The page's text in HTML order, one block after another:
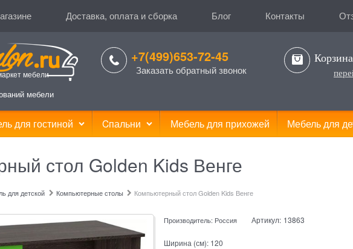
Доставка, оплата и сборка Блог Контакты
мебели
мебели
+7(499)653-72-45
Заказать обратный звонок
для гостиной Cпальни Мебель для прихожей Мебель для
стол Golden Kids Венге
для детской Компьютерные столы Компьютерный стол Golden Kids Венге
Производитель: Россия Артикул: 13863
Ширина (см): 120